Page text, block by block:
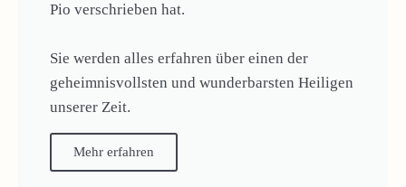
Pio verschrieben hat.
Sie werden alles erfahren über einen der
geheimnisvollsten und wunderbarsten Heiligen
unserer Zeit.
Mehr erfahren